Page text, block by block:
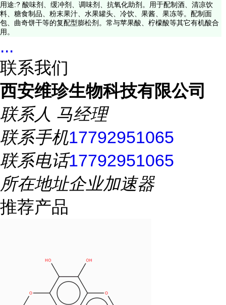
用途:? 酸味剂、缓冲剂、调味剂、抗氧化助剂。用于配制酒、清凉饮
料、糖食制品、粉末果汁、水果罐头、冷饮、果酱、果冻等。配制面
包、曲奇饼干等的复配型膨松剂。常与苹果酸、柠檬酸等其它有机酸合
用。
...
联系我们
西安维珍生物科技有限公司
联系人 马经理
联系手机17792951065
联系电话17792951065
所在地址企业加速器
推荐产品